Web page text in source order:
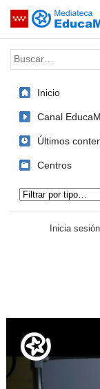
Saltar navegación
Palabra o frase:
Inicio
Canal
Últimos
Centros
Inicia